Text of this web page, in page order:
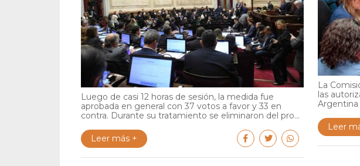
Luego de casi 12 horas de sesión, la medida fue
aprobada en general con 37 votos a favor y 33 en
contra. Durante su tratamiento se eliminaron del pro...
Leer más +
La
las
Argentina
Leer